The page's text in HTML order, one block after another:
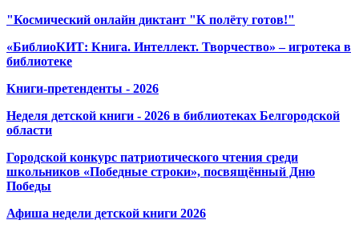
"Космический онлайн диктант "К полёту готов!"
«БиблиоКИТ: Книга. Интеллект. Творчество» – игротека в
библиотеке
Книги-претенденты - 2026
Неделя детской книги - 2026 в библиотеках Белгородской
области
Городской конкурс патриотического чтения среди
школьников «Победные строки», посвящённый Дню
Победы
Афиша недели детской книги 2026